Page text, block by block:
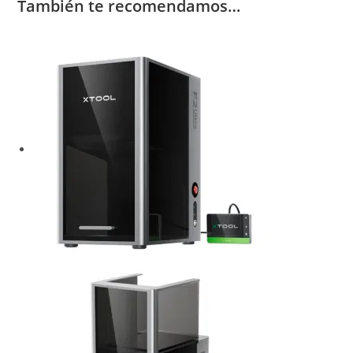
También te recomendamos…